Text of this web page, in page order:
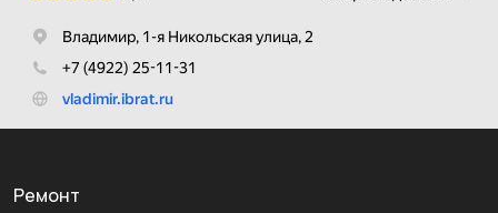
Ремонт